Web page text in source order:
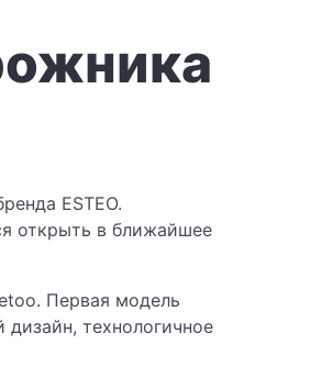
ESTEO.
открыть в ближайшее
Первая модель
технологичное